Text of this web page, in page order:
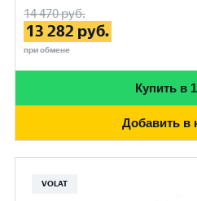
14 470руб.
13 282 руб.
при обмене
Купить в
Добавить в
VOLAT